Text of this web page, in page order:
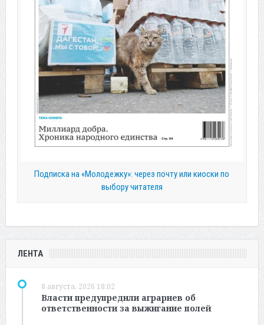
Подписка на «Молодежку»: через почту или киоски по
выбору читателя
ЛЕНТА
8 августа, 2026 18:02
Власти предупредили аграриев об
ответственности за выжигание полей